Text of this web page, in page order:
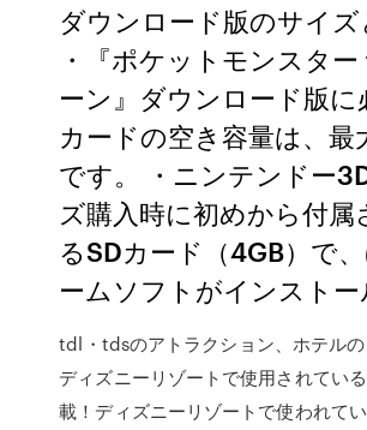
ダウンロード版のサイ
・『ポケットモンスター
ーン』ダウンロード版に
カードの空き容量は、最
です。 ・ニンテンドー
ズ購入時に初めから付属
るSDカード（4GB）で
ームソフトがインスト
tdl・tdsのアトラクション、ホテル
ディズニーリゾートで使用されてい
載！ディズニーリゾートで使われて